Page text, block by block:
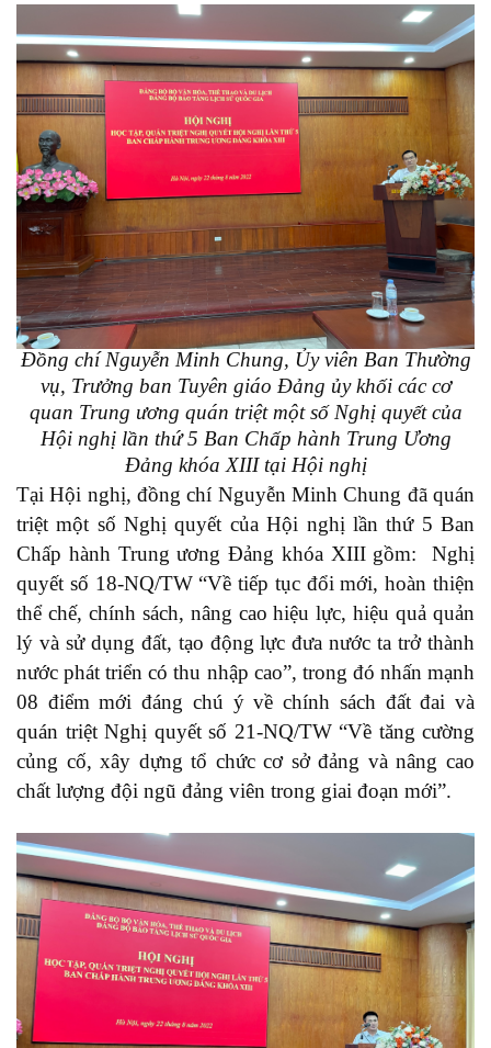
Đồng chí Nguyễn Minh Chung, Ủy viên Ban Thường
vụ, Trưởng ban Tuyên giáo Đảng ủy khối các cơ
quan Trung ương quán triệt một số Nghị quyết của
Hội nghị lần thứ 5 Ban Chấp hành Trung Ương
Đảng khóa XIII tại Hội nghị
Tại Hội nghị, đồng chí Nguyễn Minh Chung đã quán
triệt một số Nghị quyết của Hội nghị lần thứ 5 Ban
Chấp hành Trung ương Đảng khóa XIII gồm: Nghị
quyết số 18-NQ/TW “Về tiếp tục đổi mới, hoàn thiện
thể chế, chính sách, nâng cao hiệu lực, hiệu quả quản
lý và sử dụng đất, tạo động lực đưa nước ta trở thành
nước phát triển có thu nhập cao”, trong đó nhấn mạnh
08 điểm mới đáng chú ý về chính sách đất đai và
quán triệt Nghị quyết số 21-NQ/TW “Về tăng cường
củng cố, xây dựng tổ chức cơ sở đảng và nâng cao
chất lượng đội ngũ đảng viên trong giai đoạn mới”.